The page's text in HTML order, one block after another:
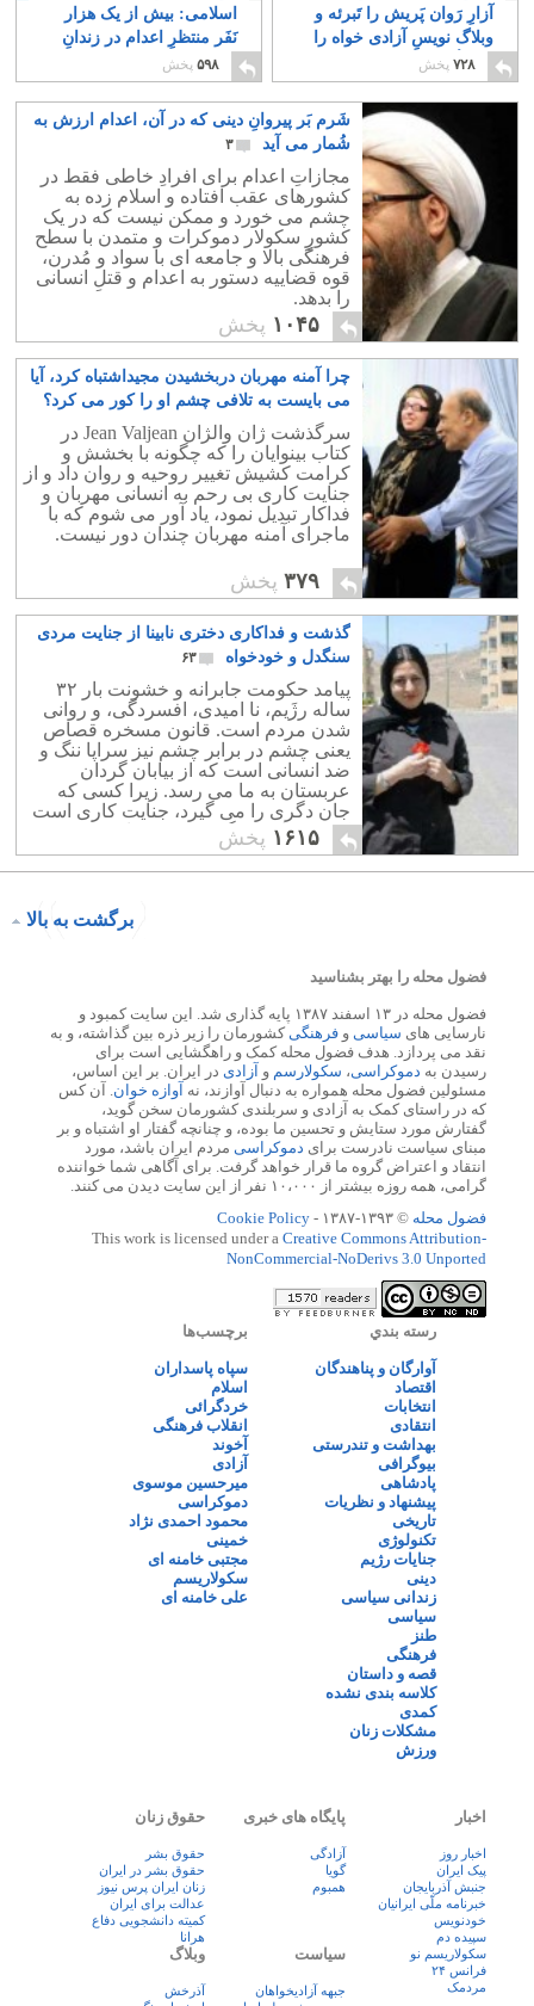
آزارِ رَوان پَریش را تَبرئه و
وبلاگ نویسِ آزادی خواه را
می کُشَد!
۷۲۸ پخش
اسلامی: بیش از یک هزار
نَفَر منتظرِ اعدام در زندانِ
رجایی شهر!
۵۹۸ پخش
شَرم بَر پیروانِ دینی که در آن، اعدام ارزش به
شُمار می آید
۳
مجازاتِ اعدام برای افرادِ خاطی فقط در
کشورهای عقب افتاده و اسلام زده به
چشم می خورد و ممکن نیست که در یک
کشورِ سکولار دموکرات و متمدن با سطح
فرهنگی بالا و جامعه ای با سواد و مُدرن،
قوه قضاییه دستور به اعدام و قتلِ انسانی
را بدهد.
۱۰۴۵ پخش
چرا آمنه مهربان دربخشیدن مجیداشتباه کرد، آیا
می بایست به تلافی چشم او را کور می کرد؟
۱۵
سرگذشت ژان والژان Jean Valjean در
کتاب بینوایان را که چگونه با بخشش و
کرامت کشیش تغییر روحیه و روان داد و از
جنایت کاری بی رحم به انسانی مهربان و
فداکار تبدیل نمود، یاد آور می شوم که با
ماجرای آمنه مهربان چندان دور نیست.
۳۷۹ پخش
گذشت و فداکاری دختری نابینا از جنایت مردی
سنگدل و خودخواه
۶۳
پیامد حکومت جابرانه و خشونت بار ۳۲
ساله رژَیم، نا امیدی، افسردگی، و روانی
شدن مردم است. قانون مسخره قصاص
یعنی چشم در برابر چشم نیز سراپا ننگ و
ضد انسانی است که از بیابان گردان
عربستان به ما می رسد. زیرا کسی که
جان دگری را می گیرد، جنایت کاری است
که به جنایتی دیگر دست زده است.
۱۶۱۵ پخش
برگشت به بالا
فضول محله را بهتر بشناسید
فضول محله در ۱۳ اسفند ۱۳۸۷ پایه گذاری شد. این سایت کمبود و
نارسایی های سیاسی و فرهنگیکشورمان را زیر ذره بین گذاشته، و به
نقد می پردازد. هدف فضول محله کمک و راهگشایی است برای
رسیدن به دموکراسی، سکولارسم و آزادی در ایران. بر این اساس،
مسئولین فضول محله همواره به دنبال آوازند، نه آوازه خوان. آن کس
که در راستای کمک به آزادی و سربلندی کشورمان سخن گوید،
گفتارش مورد ستایش و تحسین ما بوده، و چنانچه گفتار او اشتباه و بر
مبنای سیاست نادرست برای دموکراسی مردم ایران باشد، مورد
انتقاد و اعتراض گروه ما قرار خواهد گرفت. برای آگاهی شما خواننده
گرامی، همه روزه بیشتر از ۱۰،۰۰۰ نفر از این سایت دیدن می کنند.
فضول محله © ۱۳۹۳-۱۳۸۷ -
Cookie Policy
This work is licensed under a Creative Commons Attribution-
NonCommercial-NoDerivs 3.0 Unported
رسته بندي
آوارگان و پناهندگان
اقتصاد
انتخابات
انتقادی
بهداشت و تندرستی
بیوگرافی
پادشاهی
پیشنهاد و نظریات
تاریخی
تکنولوژی
جنایات رژیم
دینی
زندانی سیاسی
سیاسی
طنز
فرهنگی
قصه و داستان
کلاسه بندی نشده
کمدی
مشکلات زنان
ورزش
برچسب‌ها
سپاه پاسداران
اسلام
خردگرائی
انقلاب فرهنگی
آخوند
آزادی
میرحسین موسوی
دموکراسی
محمود احمدی نژاد
خمینی
مجتبی خامنه ای
سکولاریسم
علی خامنه ای
اخبار
اخبار روز
پيک ايران
جنبش آذربایجان
خبرنامه ملّی ایرانیان
خودنویس
سپیده دم
سکولاریسم نو
فرانس ۲۴
مردمک
پایگاه های خبری
آزادگی
گویا
همبوم
حقوق زنان
حقوق بشر
حقوق بشر در ایران
زنان ايران پرس نيوز
عدالت برای ایران
کمیته دانشجویی دفاع
هرانا
سیاست
جبهه آزادیخواهان
وبلاگ
آذرخش